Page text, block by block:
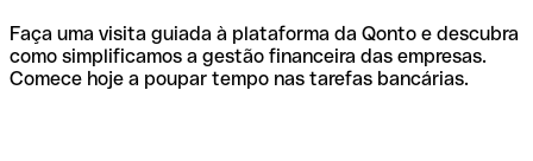
Faça uma visita guiada à plataforma da Qonto e descubra
como simplificamos a gestão financeira das empresas.
Comece hoje a poupar tempo nas tarefas bancárias.